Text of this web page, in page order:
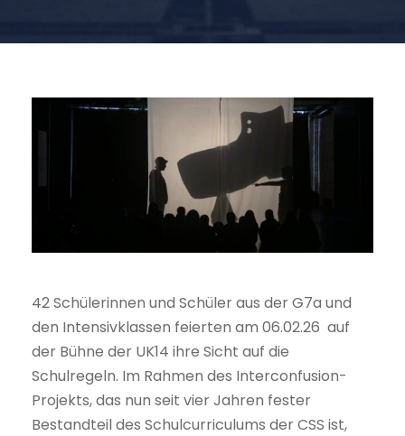
42 Schülerinnen und Schüler aus der G7a und
den Intensivklassen feierten am 06.02.26 auf
der Bühne der UK14 ihre Sicht auf die
Schulregeln. Im Rahmen des Interconfusion-
Projekts, das nun seit vier Jahren fester
Bestandteil des Schulcurriculums der CSS ist,